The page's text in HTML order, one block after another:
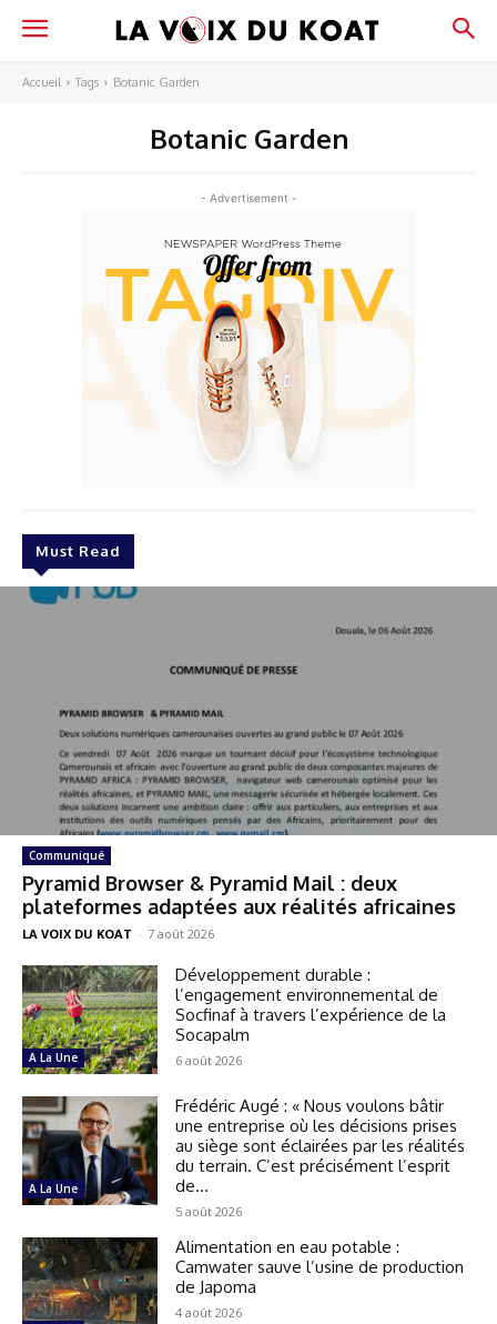
Accueil Tags Botanic Garden
Botanic Garden
- Advertisement -
Must Read
Communiqué
Pyramid Browser & Pyramid Mail : deux
plateformes adaptées aux réalités africaines
LA VOIX DU KOAT - 7 août 2026
A La Une
Développement durable :
l’engagement environnemental de
Socfinaf à travers l’expérience de la
Socapalm
6 août 2026
A La Une
Frédéric Augé : « Nous voulons bâtir
une entreprise où les décisions prises
au siège sont éclairées par les réalités
du terrain. C’est précisément l’esprit
de...
5 août 2026
Alimentation en eau potable :
Camwater sauve l’usine de production
de Japoma
4 août 2026